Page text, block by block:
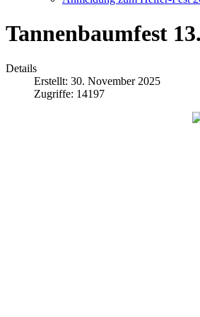
Tannenbaumfest
Details
Erstellt: 30. November 2025
Zugriffe: 14197